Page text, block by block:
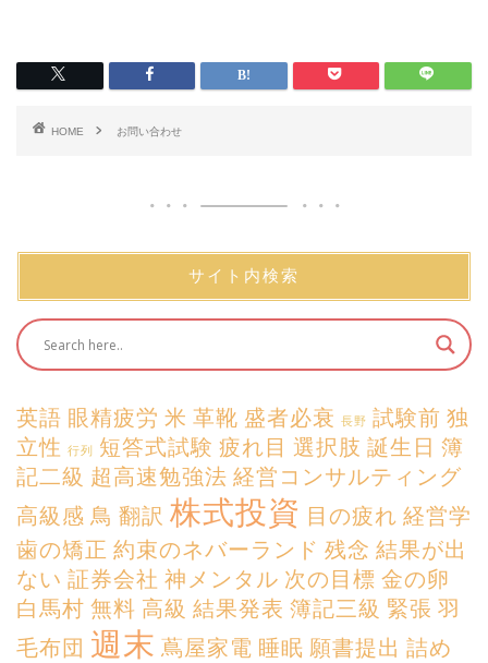
HOME お問い合わせ
サイト内検索
英語 眼精疲労 米 革靴 盛者必衰 長野 試験前 独
立性 行列 短答式試験 疲れ目 選択肢 誕生日 簿
記二級 超高速勉強法 経営コンサルティング
高級感 鳥 翻訳 株式投資 目の疲れ 経営学
歯の矯正 約束のネバーランド 残念 結果が出
ない 証券会社 神メンタル 次の目標 金の卵
白馬村 無料 高級 結果発表 簿記三級 緊張 羽
毛布団 週末 蔦屋家電 睡眠 願書提出 詰め